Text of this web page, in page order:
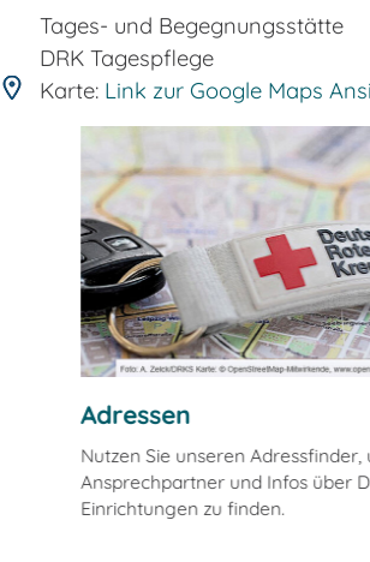
Tages- und Begegnungsstätte
DRK Tagespflege
Karte: Link zur Google Maps
Adressen
Nutzen Sie unseren Adressfinder,
Ansprechpartner und Infos über
Einrichtungen zu finden.